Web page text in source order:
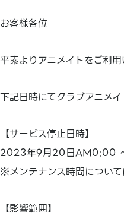
お客様各位
平素よりアニメイトをご利
下記日時にてクラブアニメ
【サービス停止日時】
2023年9月20日AM0:00
※メンテナンス時間について
【影響範囲】